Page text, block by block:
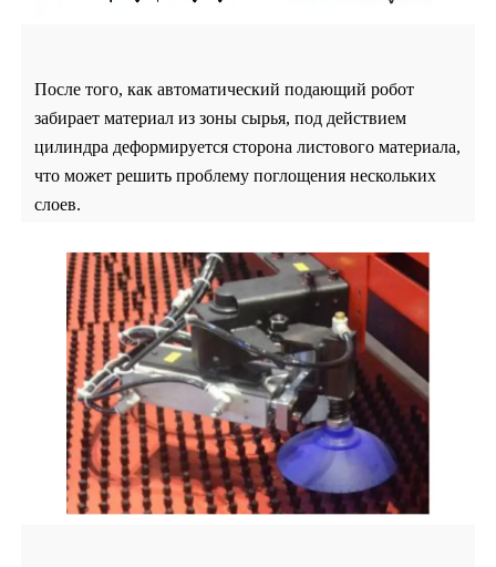
После того, как автоматический подающий робот
забирает материал из зоны сырья, под действием
цилиндра деформируется сторона листового материала,
что может решить проблему поглощения нескольких
слоев.